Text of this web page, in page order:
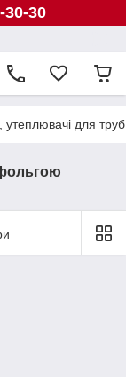
30-30
утеплювачі для труб